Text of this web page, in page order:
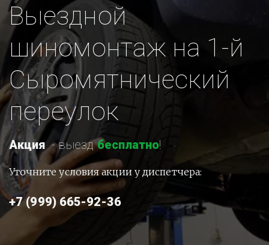
Выездной
шиномонтаж на 1-й
Сыромятнический
переулок
Акция - выезд бесплатно!
Уточните условия акции у диспетчера:
+7 (999) 665-92-36